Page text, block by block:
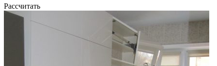
Рассчитать